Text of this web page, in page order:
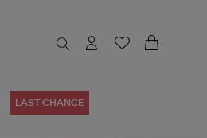
LAST CHANCE